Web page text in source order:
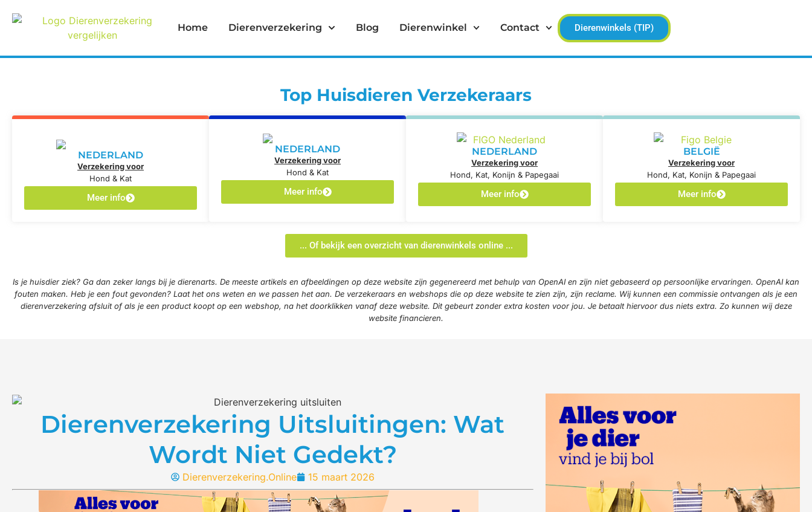
Home Dierenverzekering Blog Dierenwinkel Contact Dierenwinkels (TIP)
Top Huisdieren Verzekeraars
NEDERLAND
Verzekering voor
Hond & Kat
Meer info
NEDERLAND
Verzekering voor
Hond & Kat
Meer info
NEDERLAND
Verzekering voor
Hond, Kat, Konijn & Papegaai
Meer info
BELGIË
Verzekering voor
Hond, Kat, Konijn & Papegaai
Meer info
... Of bekijk een overzicht van dierenwinkels online ...
Is je huisdier ziek? Ga dan zeker langs bij je dierenarts. De meeste artikels en afbeeldingen op deze website zijn gegenereerd met behulp van OpenAI en zijn niet gebaseerd op persoonlijke ervaringen. OpenAI kan
fouten maken. Heb je een fout gevonden? Laat het ons weten en we passen het aan. De verzekeraars en webshops die op deze website te zien zijn, zijn reclame. Wij kunnen een commissie ontvangen als je een
dierenverzekering afsluit of als je een product koopt op een webshop, na het doorklikken vanaf deze website. Dit gebeurt zonder extra kosten voor jou. Je betaalt hiervoor dus niets extra. Zo kunnen wij deze
website financieren.
Dierenverzekering Uitsluitingen: Wat
Wordt Niet Gedekt?
Dierenverzekering.Online 15 maart 2026